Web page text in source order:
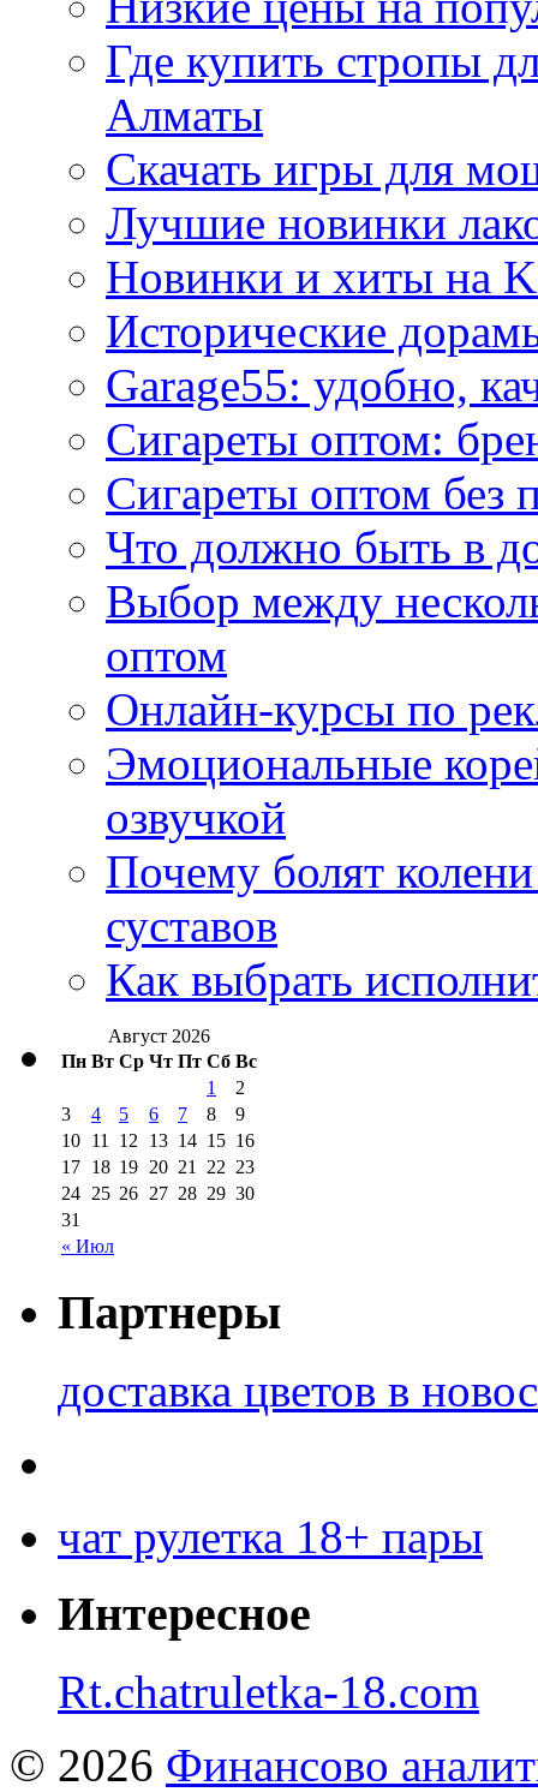
Где купить стропы
Алматы
Скачать игры для
Лучшие новинки
Новинки и хиты на
Исторические
Garage55: удобно,
Сигареты оптом:
Сигареты оптом без
Что должно быть в
Выбор между
оптом
Онлайн-курсы по
Эмоциональные
озвучкой
Почему болят
суставов
Как выбрать
Август 2026
Пн Вт Ср Чт Пт Сб Вс
« Июл
1
2
3
4 5 6 7 8
9
10 11 12 13 14 15 16
17 18 19 20 21 22 23
24 25 26 27 28 29 30
31
Партнеры
доставка цветов в
чат рулетка 18+ пары
Интересное
Rt.chatruletka-18.com
© 2026 Финансово